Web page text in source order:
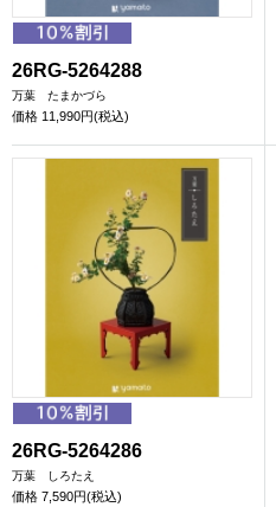
26RG-5264288
万葉 たまかづら
価格 11,990円(税込)
26RG-5264286
万葉 しろたえ
価格 7,590円(税込)